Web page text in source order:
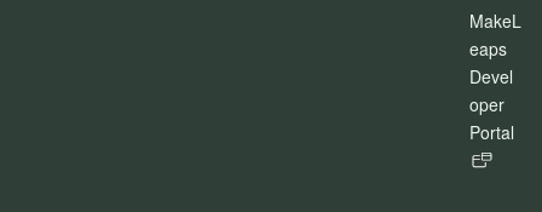
MakeL
eaps
Devel
oper
Portal